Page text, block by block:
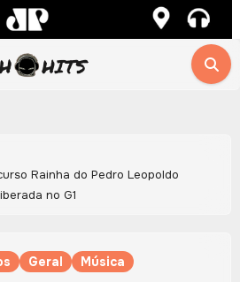
Rainha do Pedro Leopoldo
no G1
Geral Música